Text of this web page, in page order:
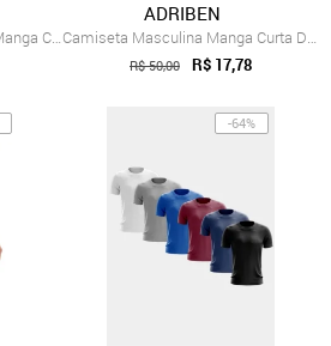
Kit 3 Camisetas Masculina Manga Curta Dr...
ADRIBEN
Camiseta Masculina Manga Curta Dry Fit B...
R$ 50,00 R$ 17,78
-64%